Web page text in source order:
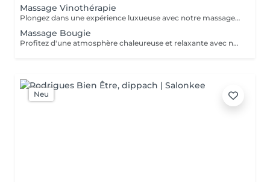
Massage Vinothérapie
Plongez dans une expérience luxueuse avec notre massage Vinothérapie de 40, 60 ou 90 minutes. Nos Esthetcienne experts utiliseront des techniques spécifiques, combinant les bienfaits du raisin pour apaiser vos muscles et offrir une sensation de détente profonde. Le temps de préparation et d'installation de la cliente est inclus dans la durée sélectionnée, garantissant une expérience dédiée à votre bien-être. Laissez-vous emporter par ce moment de délice, revitalisant à la fois votre corps et votre esprit.
Massage Bougie
Profitez d'une atmosphère chaleureuse et relaxante avec notre massage aux bougies de 40, 60 ou 90 minutes. Nos esthéticiennes spécialisées intègrent des bougies parfumées pour créer une ambiance paisible tout en appliquant des techniques douces visant à soulager les tensions musculaires. Le temps de préparation et d'installation de la cliente est inclus dans la période choisie, garantissant que chaque minute soit dédiée à votre bien-être. Offrez-vous une expérience de rajeunissement du corps et de l'esprit dans ce cadre serein.
Neu